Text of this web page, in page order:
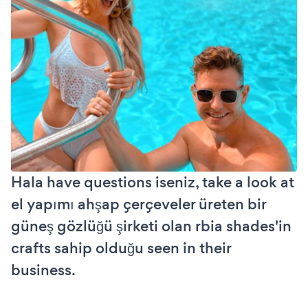
Hala have questions iseniz, take a look at
el yapımı ahşap çerçeveler üreten bir
güneş gözlüğü şirketi olan rbia shades'in
crafts sahip olduğu seen in their
business.